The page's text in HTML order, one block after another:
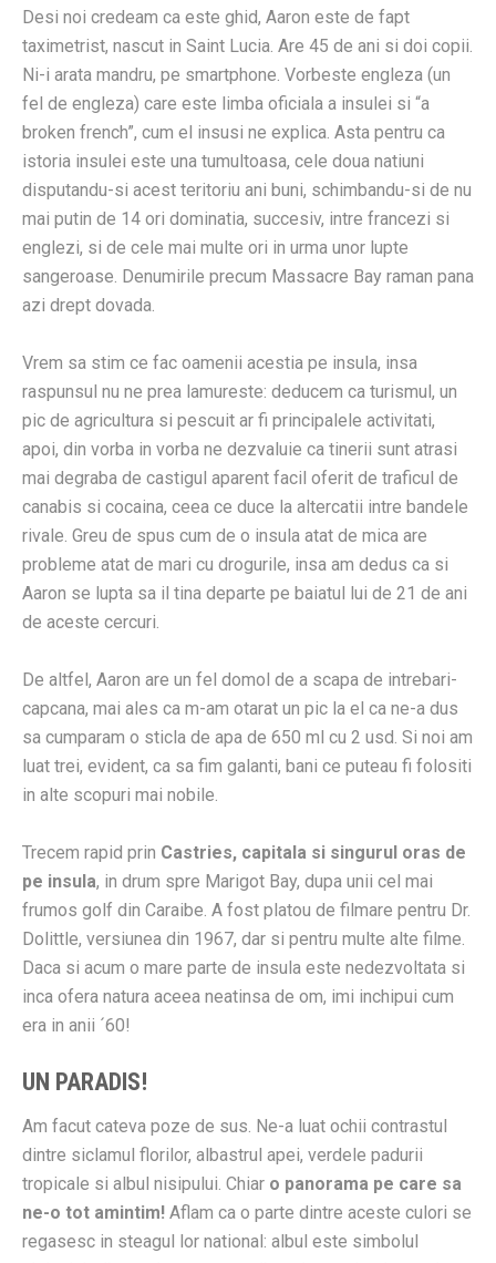
Desi noi credeam ca este ghid, Aaron este de fapt
taximetrist, nascut in Saint Lucia. Are 45 de ani si doi copii.
Ni-i arata mandru, pe smartphone. Vorbeste engleza (un
fel de engleza) care este limba oficiala a insulei si “a
broken french”, cum el insusi ne explica. Asta pentru ca
istoria insulei este una tumultoasa, cele doua natiuni
disputandu-si acest teritoriu ani buni, schimbandu-si de nu
mai putin de 14 ori dominatia, succesiv, intre francezi si
englezi, si de cele mai multe ori in urma unor lupte
sangeroase. Denumirile precum Massacre Bay raman pana
azi drept dovada.
Vrem sa stim ce fac oamenii acestia pe insula, insa
raspunsul nu ne prea lamureste: deducem ca turismul, un
pic de agricultura si pescuit ar fi principalele activitati,
apoi, din vorba in vorba ne dezvaluie ca tinerii sunt atrasi
mai degraba de castigul aparent facil oferit de traficul de
canabis si cocaina, ceea ce duce la altercatii intre bandele
rivale. Greu de spus cum de o insula atat de mica are
probleme atat de mari cu drogurile, insa am dedus ca si
Aaron se lupta sa il tina departe pe baiatul lui de 21 de ani
de aceste cercuri.
De altfel, Aaron are un fel domol de a scapa de intrebari-
capcana, mai ales ca m-am otarat un pic la el ca ne-a dus
sa cumparam o sticla de apa de 650 ml cu 2 usd. Si noi am
luat trei, evident, ca sa fim galanti, bani ce puteau fi folositi
in alte scopuri mai nobile.
Trecem rapid prin Castries, capitala si singurul oras de
pe insula, in drum spre Marigot Bay, dupa unii cel mai
frumos golf din Caraibe. A fost platou de filmare pentru Dr.
Dolittle, versiunea din 1967, dar si pentru multe alte filme.
Daca si acum o mare parte de insula este nedezvoltata si
inca ofera natura aceea neatinsa de om, imi inchipui cum
era in anii ´60!
UN PARADIS!
Am facut cateva poze de sus. Ne-a luat ochii contrastul
dintre siclamul florilor, albastrul apei, verdele padurii
tropicale si albul nisipului. Chiar o panorama pe care sa
ne-o tot amintim! Aflam ca o parte dintre aceste culori se
regasesc in steagul lor national: albul este simbolul